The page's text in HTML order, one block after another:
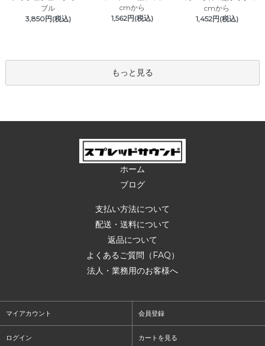
ブル
3,850円(税込)
cmから
1,562円(税込)
cmから
1,452円(税込)
もっと見る
ホーム
ブログ
支払い方法について
配送・送料について
返品について
よくあるご質問（FAQ）
法人・業務用のお客様へ
マイアカウント 会員登録
ログイン カートを見る